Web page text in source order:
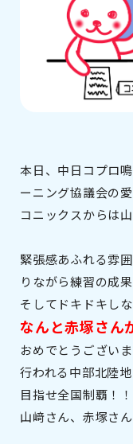
本日、中日コプロ
ーニング協議会の
コニックスからは
緊張感あふれる雰
りながら練習の成
そしてドキドキし
なんと赤塚さん
おめでとうござい
行われる中部北陸
目指せ全国制覇！！
山﨑さん、赤塚さ